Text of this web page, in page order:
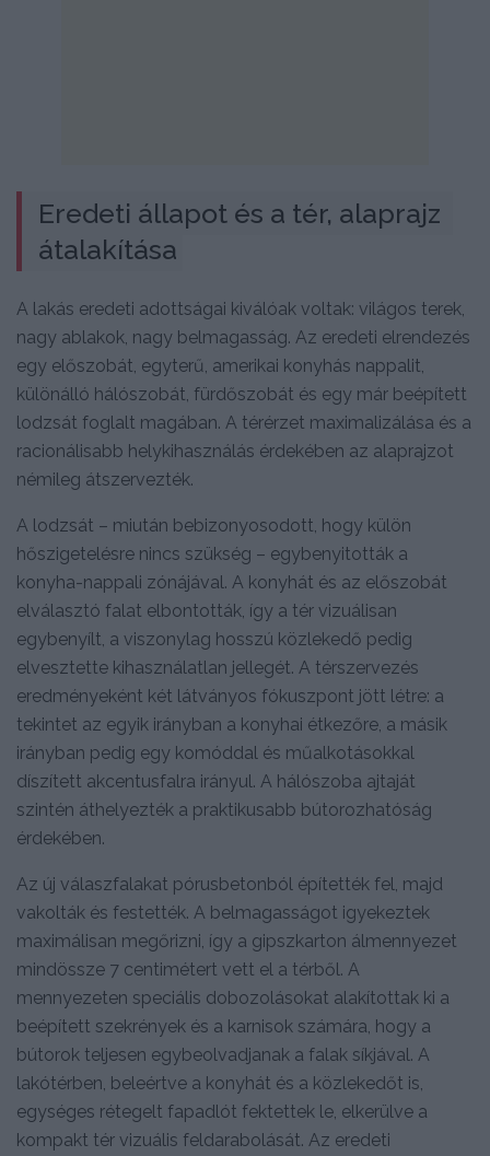
Eredeti állapot és a tér, alaprajz
átalakítása
A lakás eredeti adottságai kiválóak voltak: világos terek,
nagy ablakok, nagy belmagasság. Az eredeti elrendezés
egy előszobát, egyterű, amerikai konyhás nappalit,
különálló hálószobát, fürdőszobát és egy már beépített
lodzsát foglalt magában. A térérzet maximalizálása és a
racionálisabb helykihasználás érdekében az alaprajzot
némileg átszervezték.
A lodzsát – miután bebizonyosodott, hogy külön
hőszigetelésre nincs szükség – egybenyitották a
konyha-nappali zónájával. A konyhát és az előszobát
elválasztó falat elbontották, így a tér vizuálisan
egybenyílt, a viszonylag hosszú közlekedő pedig
elvesztette kihasználatlan jellegét. A térszervezés
eredményeként két látványos fókuszpont jött létre: a
tekintet az egyik irányban a konyhai étkezőre, a másik
irányban pedig egy komóddal és műalkotásokkal
díszített akcentusfalra irányul. A hálószoba ajtaját
szintén áthelyezték a praktikusabb bútorozhatóság
érdekében.
Az új válaszfalakat pórusbetonból építették fel, majd
vakolták és festették. A belmagasságot igyekeztek
maximálisan megőrizni, így a gipszkarton álmennyezet
mindössze 7 centimétert vett el a térből. A
mennyezeten speciális dobozolásokat alakítottak ki a
beépített szekrények és a karnisok számára, hogy a
bútorok teljesen egybeolvadjanak a falak síkjával. A
lakótérben, beleértve a konyhát és a közlekedőt is,
egységes rétegelt fapadlót fektettek le, elkerülve a
kompakt tér vizuális feldarabolását. Az eredeti